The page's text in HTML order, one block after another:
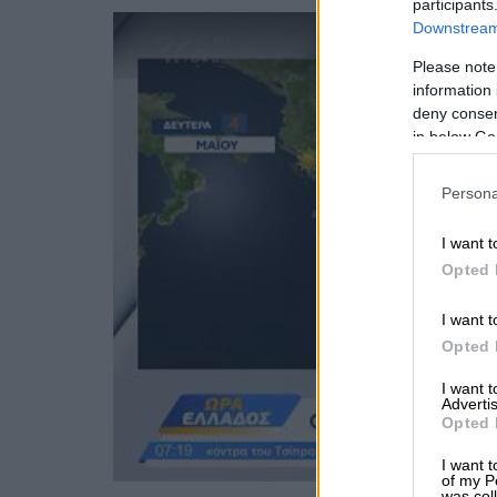
Please
information
deny
in below
I want
Opted
I want
Opted
I want
Opted
I want
of my